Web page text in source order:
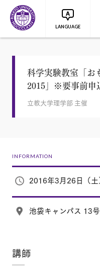
LANGUAGE
科学実験教室「お
2015」※要事前申
立教大学理学部 主催
INFORMATION
2016年3月26日（土
池袋キャンパス 13
講師